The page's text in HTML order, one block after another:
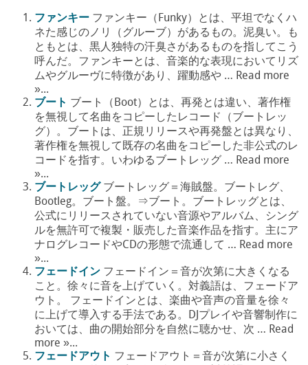
ファンキー ファンキー（Funky）とは、平坦でなくハ
ネた感じのノリ（グルーブ）があるもの。泥臭い。も
ともとは、黒人独特の汗臭さがあるものを指してこう
呼んだ。ファンキーとは、音楽的な表現においてリズ
ムやグルーヴに特徴があり、躍動感や … Read more
»...
ブート ブート（Boot）とは、再発とは違い、著作権
を無視して名曲をコピーしたレコード（ブートレッ
グ）。ブートは、正規リリースや再発盤とは異なり、
著作権を無視して既存の名曲をコピーした非公式のレ
コードを指す。いわゆるブートレッグ … Read more
»...
ブートレッグ ブートレッグ＝海賊盤。ブートレグ、
Bootleg。ブート盤。⇒ブート。ブートレッグとは、
公式にリリースされていない音源やアルバム、シング
ルを無許可で複製・販売した音楽作品を指す。主にア
ナログレコードやCDの形態で流通して … Read more
»...
フェードイン フェードイン＝音が次第に大きくなる
こと。徐々に音を上げていく。対義語は、フェードア
ウト。 フェードインとは、楽曲や音声の音量を徐々
に上げて導入する手法である。DJプレイや音響制作に
おいては、曲の開始部分を自然に聴かせ、次 … Read
more »...
フェードアウト フェードアウト＝音が次第に小さく